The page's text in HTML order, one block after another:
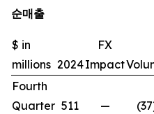
순매출
$ in
millions 2024
FX
Impact
Fourth
Quarter 511 —